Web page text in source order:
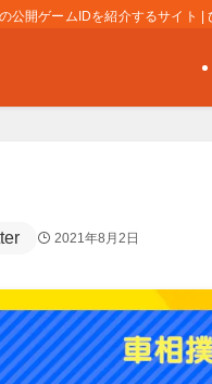
公開ゲームIDを紹介するサイト |
2021年8月2日